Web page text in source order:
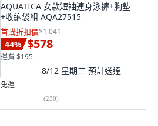
AQUATICA 女款短袖連身泳褲+胸墊
+收納袋組 AQA27515
首購折扣價$1,041
44% $578
運費 $195
8/12 星期三 預計送達
免運
(230)